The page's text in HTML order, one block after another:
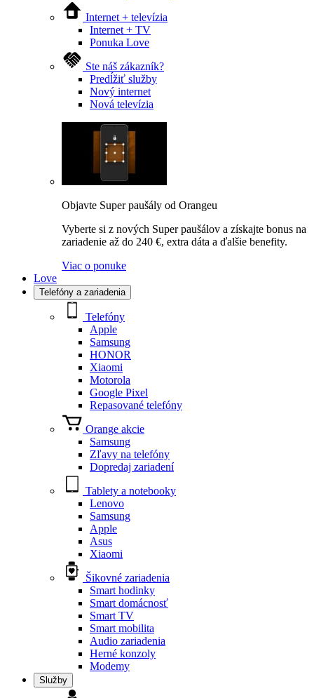
Internet + televízia
Internet + TV
Ponuka Love
Ste náš zákazník?
Predĺžiť služby
Nový internet
Nová televízia
Objavte Super paušály od Orangeu
Vyberte si z nových Super paušálov a získajte bonus na
zariadenie až do 240 €, extra dáta a ďalšie benefity.
Viac o ponuke
Love
Telefóny a zariadenia
Telefóny
Apple
Samsung
HONOR
Xiaomi
Motorola
Google Pixel
Repasované telefóny
Orange akcie
Samsung
Zľavy na telefóny
Dopredaj zariadení
Tablety a notebooky
Lenovo
Samsung
Apple
Asus
Xiaomi
Šikovné zariadenia
Smart hodinky
Smart domácnosť
Smart TV
Smart mobilita
Audio zariadenia
Herné konzoly
Modemy
Služby